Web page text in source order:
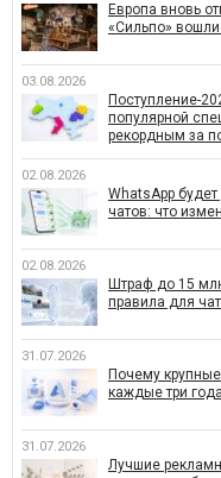
Европа вновь
«Сильпо» вошли
03.08.2026
Поступление-
популярной
рекордным за
02.08.2026
WhatsApp
чатов: что
02.08.2026
Штраф до 15
правила для
31.07.2026
Почему
каждые три года
31.07.2026
Лучшие